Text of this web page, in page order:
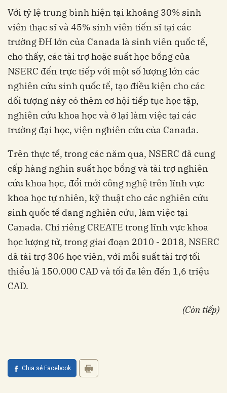
Với tỷ lệ trung bình hiện tại khoảng 30% sinh
viên thạc sĩ và 45% sinh viên tiến sĩ tại các
trường ĐH lớn của Canada là sinh viên quốc tế,
cho thấy, các tài trợ hoặc suất học bổng của
NSERC đến trực tiếp với một số lượng lớn các
nghiên cứu sinh quốc tế, tạo điều kiện cho các
đối tượng này có thêm cơ hội tiếp tục học tập,
nghiên cứu khoa học và ở lại làm việc tại các
trường đại học, viện nghiên cứu của Canada.
Trên thực tế, trong các năm qua, NSERC đã cung
cấp hàng nghìn suất học bổng và tài trợ nghiên
cứu khoa học, đổi mới công nghệ trên lĩnh vực
khoa học tự nhiên, kỹ thuật cho các nghiên cứu
sinh quốc tế đang nghiên cứu, làm việc tại
Canada. Chỉ riêng CREATE trong lĩnh vực khoa
học lượng tử, trong giai đoạn 2010 - 2018, NSERC
đã tài trợ 306 học viên, với mỗi suất tài trợ tối
thiểu là 150.000 CAD và tối đa lên đến 1,6 triệu
CAD.
(Còn tiếp)
Chia sẻ Facebook